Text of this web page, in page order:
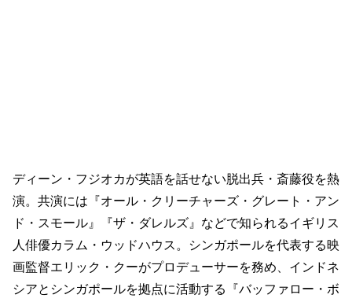
ディーン・フジオカが英語を話せない脱出兵・斎藤役を熱
演。共演には『オール・クリーチャーズ・グレート・アン
ド・スモール』『ザ・ダレルズ』などで知られるイギリス
人俳優カラム・ウッドハウス。シンガポールを代表する映
画監督エリック・クーがプロデューサーを務め、インドネ
シアとシンガポールを拠点に活動する『バッファロー・ボ